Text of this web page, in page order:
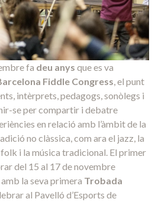
fa deu anys que es va
Fiddle Congress, el punt
intèrprets, pedagogs, sonòlegs i
se per compartir i debatre
en relació amb l’àmbit de la
no clàssica, com ara el jazz, la
i la música tradicional. El primer
del 15 al 17 de novembre
la seva primera Trobada
al Pavelló d’Esports de